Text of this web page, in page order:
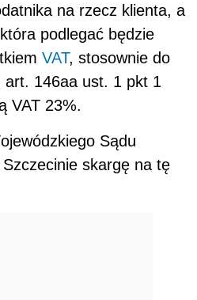
na rzecz klienta, a
podlegać będzie
VAT, stosownie do
146aa ust. 1 pkt 1
VAT 23%.
Sądu
skargę na tę